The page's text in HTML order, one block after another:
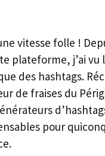
vitesse folle !
plateforme, j’ai
des hashtags.
de fraises du
pour